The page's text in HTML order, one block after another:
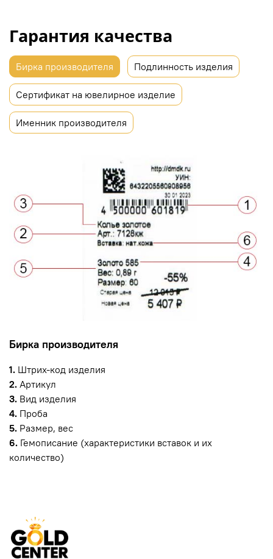
Гарантия качества
Бирка производителя Подлинность изделия
Сертификат на ювелирное изделие
Именник производителя
Бирка производителя
1. Штрих-код изделия
2. Артикул
3. Вид изделия
4. Проба
5. Размер, вес
6. Гемописание (характеристики вставок и их
количество)